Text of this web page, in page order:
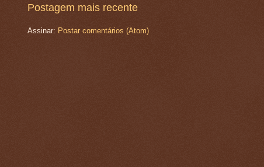
Postagem mais recente
Assinar: Postar comentários (Atom)